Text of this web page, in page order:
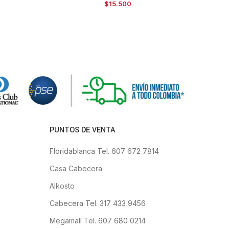
$15.500
PUNTOS DE VENTA
Floridablanca Tel. 607 672 7814
Casa Cabecera
Alkosto
Cabecera Tel. 317 433 9456
Megamall Tel. 607 680 0214